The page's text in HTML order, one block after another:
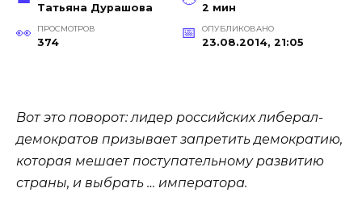
Татьяна Дурашова 2 мин
ПРОСМОТРОВ
374
ОПУБЛИКОВАНО
23.08.2014, 21:05
Вот это поворот: лидер российских либерал-
демократов призывает запретить демократию,
которая мешает поступательному развитию
страны, и выбрать … императора.